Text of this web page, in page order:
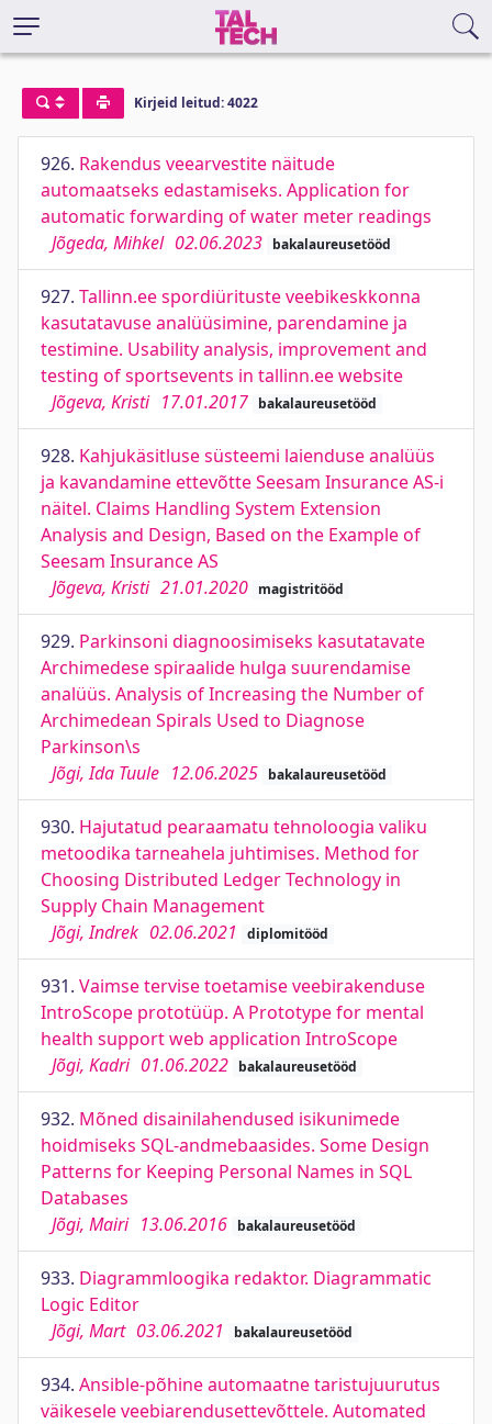
Kirjeid leitud: 4022
926. Rakendus veearvestite näitude
automaatseks edastamiseks. Application for
automatic forwarding of water meter readings
Jõgeda, Mihkel 02.06.2023 bakalaureusetööd
927. Tallinn.ee spordiürituste veebikeskkonna
kasutatavuse analüüsimine, parendamine ja
testimine. Usability analysis, improvement and
testing of sportsevents in tallinn.ee website
Jõgeva, Kristi 17.01.2017 bakalaureusetööd
928. Kahjukäsitluse süsteemi laienduse analüüs
ja kavandamine ettevõtte Seesam Insurance AS-i
näitel. Claims Handling System Extension
Analysis and Design, Based on the Example of
Seesam Insurance AS
Jõgeva, Kristi 21.01.2020 magistritööd
929. Parkinsoni diagnoosimiseks kasutatavate
Archimedese spiraalide hulga suurendamise
analüüs. Analysis of Increasing the Number of
Archimedean Spirals Used to Diagnose
Parkinson\s
Jõgi, Ida Tuule 12.06.2025 bakalaureusetööd
930. Hajutatud pearaamatu tehnoloogia valiku
metoodika tarneahela juhtimises. Method for
Choosing Distributed Ledger Technology in
Supply Chain Management
Jõgi, Indrek 02.06.2021 diplomitööd
931. Vaimse tervise toetamise veebirakenduse
IntroScope prototüüp. A Prototype for mental
health support web application IntroScope
Jõgi, Kadri 01.06.2022 bakalaureusetööd
932. Mõned disainilahendused isikunimede
hoidmiseks SQL-andmebaasides. Some Design
Patterns for Keeping Personal Names in SQL
Databases
Jõgi, Mairi 13.06.2016 bakalaureusetööd
933. Diagrammloogika redaktor. Diagrammatic
Logic Editor
Jõgi, Mart 03.06.2021 bakalaureusetööd
934. Ansible-põhine automaatne taristujuurutus
väikesele veebiarendusettevõttele. Automated